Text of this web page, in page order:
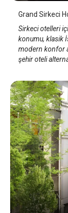
Grand Sirkeci
Sirkeci otelleri
konumu, klasik
modern konfor
şehir oteli